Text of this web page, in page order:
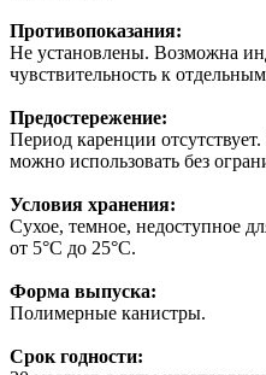
Противопоказания:
Не установлены. Возможна
чувствительность к
Предостережение:
Период каренции
можно использовать без
Условия хранения:
Сухое, темное, недоступное
от 5°С до 25°С.
Форма выпуска:
Полимерные канистры.
Срок годности: